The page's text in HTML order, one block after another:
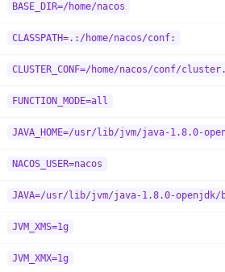
BASE_DIR=/home/nacos
CLASSPATH=.:/home/nacos/conf:
CLUSTER_CONF=/home/nacos/conf/
FUNCTION_MODE=all
JAVA_HOME=/usr/lib/jvm/java-1.8.0-
NACOS_USER=nacos
JAVA=/usr/lib/jvm/java-1.8.0-
JVM_XMS=1g
JVM_XMX=1g